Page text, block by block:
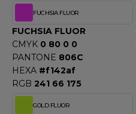
FUCHSIA FLUOR
FUCHSIA FLUOR
CMYK 0 80 0 0
PANTONE 806C
HEXA #f142af
RGB 241 66 175
GOLD FLUOR